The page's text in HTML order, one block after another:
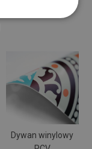
Dywan winylowy